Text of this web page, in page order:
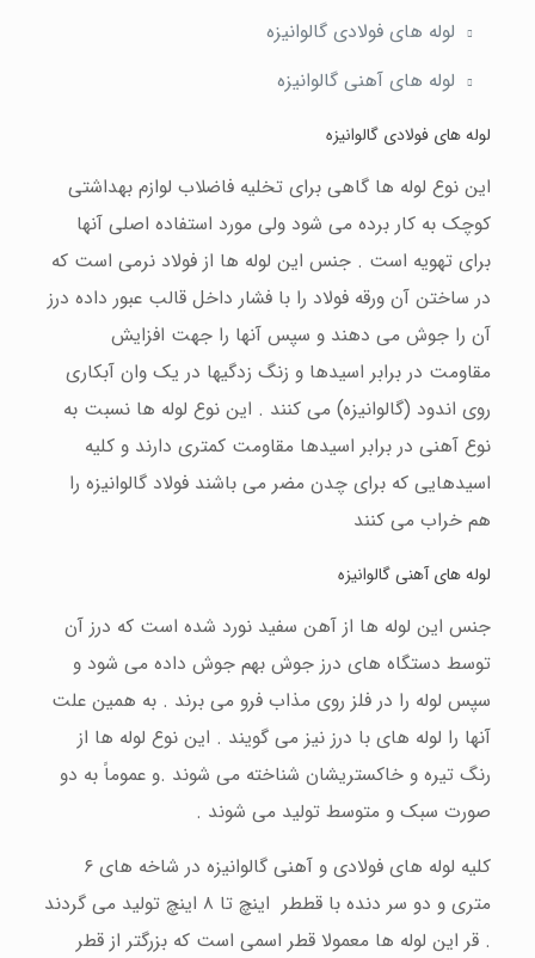
لوله های فولادی گالوانیزه
لوله های آهنی گالوانیزه
لوله های فولادی گالوانیزه
این نوع لوله ها گاهی برای تخلیه فاضلاب لوازم بهداشتی
کوچک به کار برده می شود ولی مورد استفاده اصلی آنها
برای تهویه است . جنس این لوله ها از فولاد نرمی است که
در ساختن آن ورقه فولاد را با فشار داخل قالب عبور داده درز
آن را جوش می دهند و سپس آنها را جهت افزایش
مقاومت در برابر اسیدها و زنگ زدگیها در یک وان آبکاری
روی اندود (گالوانیزه) می کنند . این نوع لوله ها نسبت به
نوع آهنی در برابر اسیدها مقاومت کمتری دارند و کلیه
اسیدهایی که برای چدن مضر می باشند فولاد گالوانیزه را
هم خراب می کنند
لوله های آهنی گالوانیزه
جنس این لوله ها از آهن سفید نورد شده است که درز آن
توسط دستگاه های درز جوش بهم جوش داده می شود و
سپس لوله را در فلز روی مذاب فرو می برند . به همین علت
آنها را لوله های با درز نیز می گویند . این نوع لوله ها از
رنگ تیره و خاکستریشان شناخته می شوند .و عموماً به دو
صورت سبک و متوسط تولید می شوند .
کلیه لوله های فولادی و آهنی گالوانیزه در شاخه های ۶
متری و دو سر دنده با قططر اینچ تا ۸ اینچ تولید می گردند
. قر این لوله ها معمولا قطر اسمی است که بزرگتر از قطر